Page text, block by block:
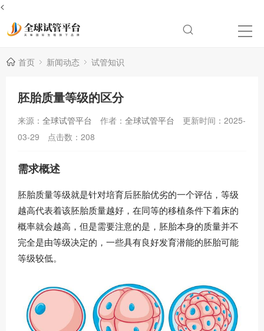
<
首页 新闻动态 试管知识
胚胎质量等级的区分
来源： 全球试管平台 作者： 全球试管平台
更新时间：2025-
03-29
点击数： 208
需求概述
胚胎质量等级就是针对培育后胚胎优劣的一个评估，等级
越高代表着该胚胎质量越好，在同等的移植条件下着床的
概率就会越高，但是需要注意的是，胚胎本身的质量并不
完全是由等级决定的，一些具有良好发育潜能的胚胎可能
等级较低。